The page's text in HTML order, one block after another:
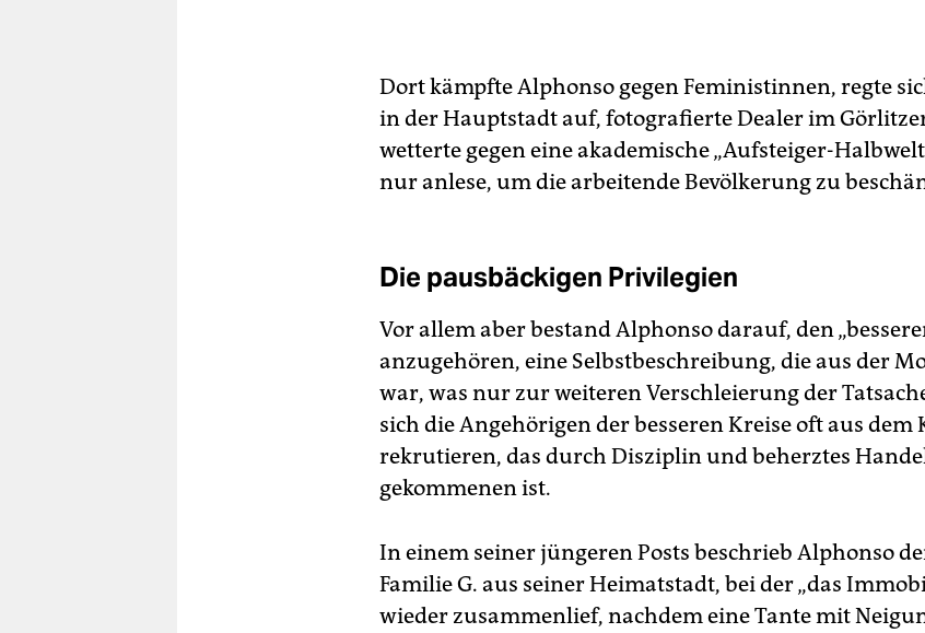
Dort kämpfte Alphonso gegen Feministinnen, regte
in der Hauptstadt auf, fotografierte Dealer im
wetterte gegen eine akademische „Aufsteiger-
nur anlese, um die arbeitende Bevölkerung zu
Die pausbäckigen Privilegien
Vor allem aber bestand Alphonso darauf, den
anzugehören, eine Selbstbeschreibung, die aus der
war, was nur zur weiteren Verschleierung der
sich die Angehörigen der besseren Kreise oft aus
rekrutieren, das durch Disziplin und beherztes
gekommenen ist.
In einem seiner jüngeren Posts beschrieb Alphonso
Familie G. aus seiner Heimatstadt, bei der „das
wieder zusammenlief, nachdem eine Tante mit